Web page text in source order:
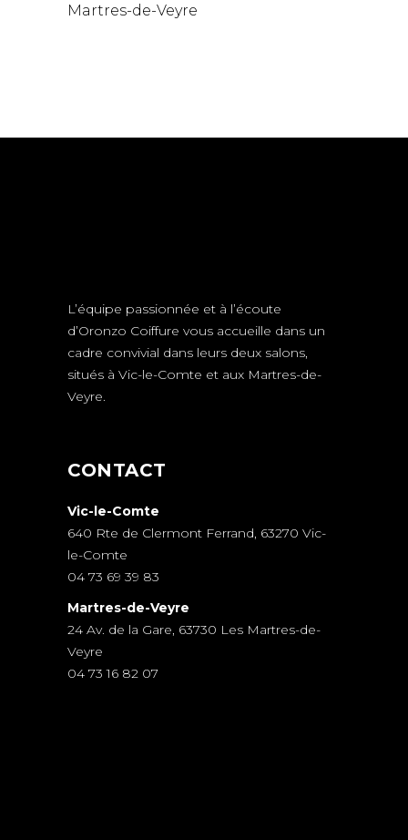
Martres-de-Veyre
L’équipe passionnée et à l’écoute
d’Oronzo Coiffure vous accueille dans un
cadre convivial dans leurs deux salons,
situés à Vic-le-Comte et aux Martres-de-
Veyre.
CONTACT
Vic-le-Comte
640 Rte de Clermont Ferrand, 63270 Vic-
le-Comte
04 73 69 39 83
Martres-de-Veyre
24 Av. de la Gare, 63730 Les Martres-de-
Veyre
04 73 16 82 07